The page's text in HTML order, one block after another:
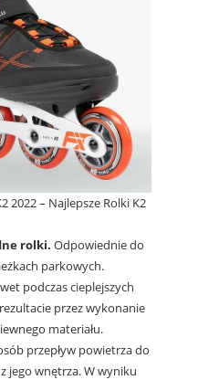
2022 – Najlepsze Rolki K2
rolki. Odpowiednie do
parkowych.
podczas cieplejszych
przez wykonanie
materiału.
przepływ powietrza do
jego wnętrza. W wyniku